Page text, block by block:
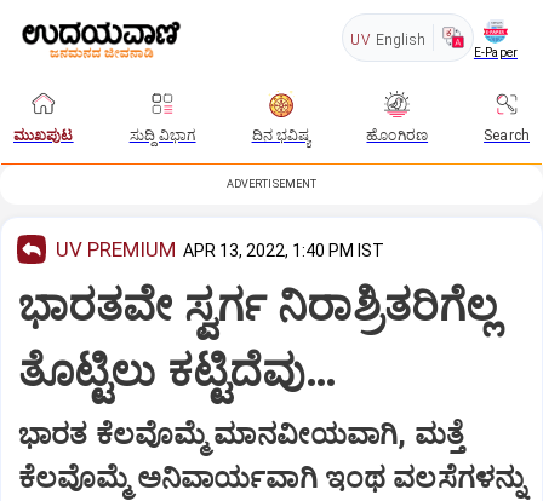
UV English
E-Paper
ಮುಖಪುಟ ಸುದ್ದಿ ವಿಭಾಗ ದಿನ ಭವಿಷ್ಯ ಹೊಂಗಿರಣ Search
ADVERTISEMENT
UV PREMIUM APR 13, 2022, 1:40 PM IST
ಭಾರತವೇ ಸ್ವರ್ಗ ನಿರಾಶ್ರಿತರಿಗೆಲ್ಲ
ತೊಟ್ಟಿಲು ಕಟ್ಟಿದೆವು…
ಭಾರತ ಕೆಲವೊಮ್ಮೆ ಮಾನವೀಯವಾಗಿ, ಮತ್ತೆ
ಕೆಲವೊಮ್ಮೆ ಅನಿವಾರ್ಯವಾಗಿ ಇಂಥ ವಲಸೆಗಳನ್ನು